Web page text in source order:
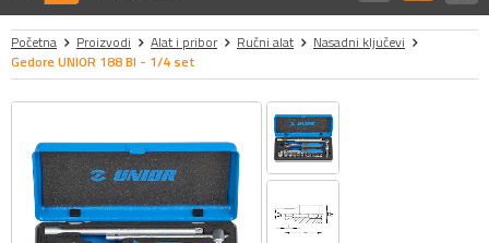
Početna Proizvodi Alat i pribor Ručni alat
Nasadni ključevi
Gedore UNIOR 188 BI - 1/4 set